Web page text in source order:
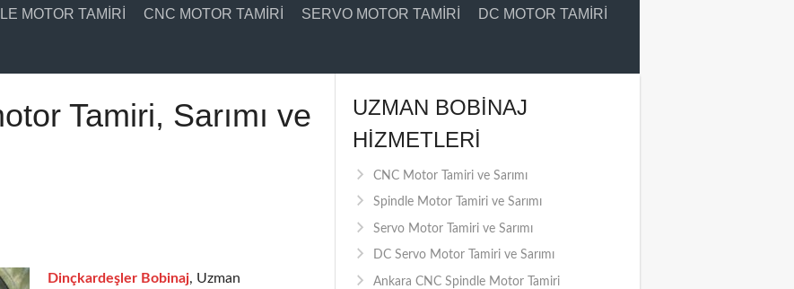
MOTOR TAMIRI CNC MOTOR TAMIRI SERVO MOTOR TAMIRI DC MOTOR TAMIRI
Tamiri, Sarımı ve
Dinçkardeşler Bobinaj, Uzman
UZMAN BOBINAJ
HIZMETLERI
CNC Motor Tamiri ve Sarımı
Spindle Motor Tamiri ve Sarımı
Servo Motor Tamiri ve Sarımı
DC Servo Motor Tamiri ve Sarımı
Ankara CNC Spindle Motor Tamiri